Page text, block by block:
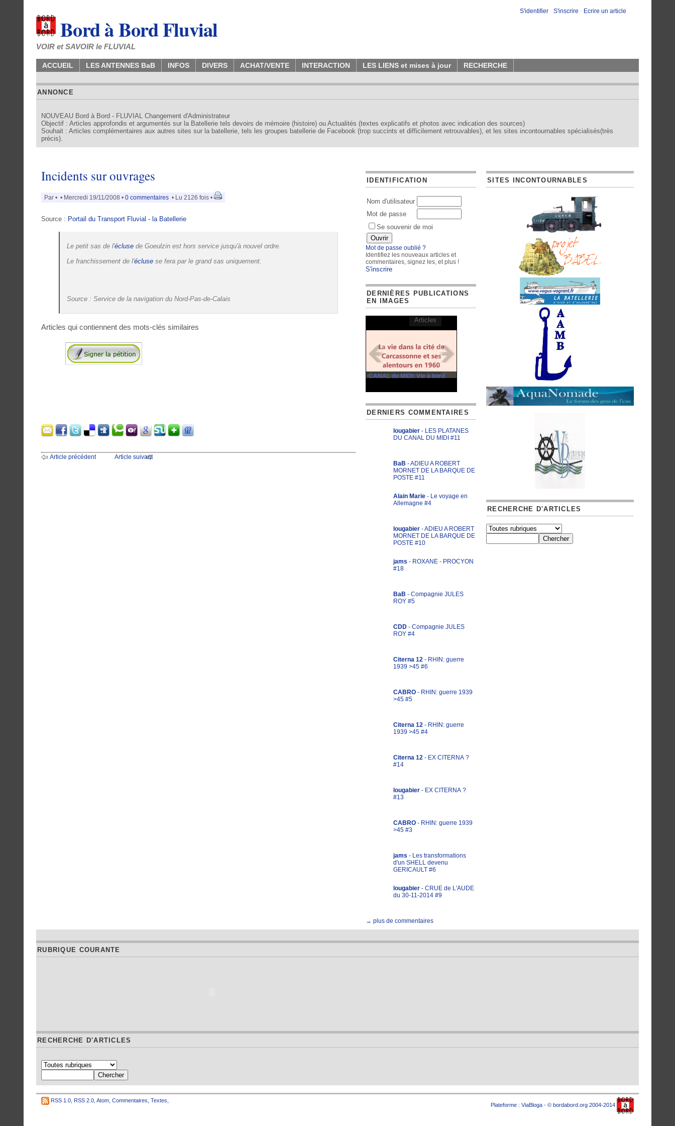
S'identifier - S'inscrire - Ecrire un article
Bord à Bord Fluvial
VOIR et SAVOIR le FLUVIAL
ACCUEIL LES ANTENNES BaB INFOS DIVERS ACHAT/VENTE INTERACTION LES LIENS et mises à jour RECHERCHE
ANNONCE
NOUVEAU Bord à Bord - FLUVIAL Changement d'Administrateur
Objectif : Articles approfondis et argumentés sur la Batellerie tels devoirs de mémoire (histoire) ou Actualités (textes explicatifs et photos avec indication des sources)
Souhait : Articles complémentaires aux autres sites sur la batellerie, tels les groupes batellerie de Facebook (trop succints et difficilement retrouvables), et les sites incontournables spécialisés(très
précis).
Incidents sur ouvrages
Par • • Mercredi 19/11/2008 • 0 commentaires • Lu 2126 fois •
Source : Portail du Transport Fluvial - la Batellerie
Le petit sas de l'écluse de Goeulzin est hors service jusqu'à nouvel ordre.
Le franchissement de l'écluse se fera par le grand sas uniquement.
Source : Service de la navigation du Nord-Pas-de-Calais
Articles qui contiennent des mots-clés similaires
Article précédent Article suivant
IDENTIFICATION
Nom d'utilisateur
Mot de passe
Se souvenir de moi
Mot de passe oublié ?
Identifiez les nouveaux articles et
commentaires, signez les, et plus !
S'inscrire
DERNIÈRES PUBLICATIONS
EN IMAGES
CANAL du MIDI: Vie à bord
Articles
DERNIERS COMMENTAIRES
lougabier - LES PLATANES
DU CANAL DU MIDI #11
BaB - ADIEU A ROBERT
MORNET DE LA BARQUE DE
POSTE #11
Alain Marie - Le voyage en
Allemagne #4
lougabier - ADIEU A ROBERT
MORNET DE LA BARQUE DE
POSTE #10
jams - ROXANE - PROCYON
#18
BaB - Compagnie JULES
ROY #5
CDD - Compagnie JULES
ROY #4
Citerna 12 - RHIN: guerre
1939 >45 #6
CABRO - RHIN: guerre 1939
>45 #5
Citerna 12 - RHIN: guerre
1939 >45 #4
Citerna 12 - EX CITERNA ?
#14
lougabier - EX CITERNA ?
#13
CABRO - RHIN: guerre 1939
>45 #3
jams - Les transformations
d'un SHELL devenu
GERICAULT #6
lougabier - CRUE de L'AUDE
du 30-11-2014 #9
→ plus de commentaires
SITES INCONTOURNABLES
RECHERCHE D'ARTICLES
RUBRIQUE COURANTE
RECHERCHE D'ARTICLES
RSS 1.0 RSS 2.0 Atom Commentaires Textes
Plateforme : ViaBloga - © bordabord.org 2004-2014